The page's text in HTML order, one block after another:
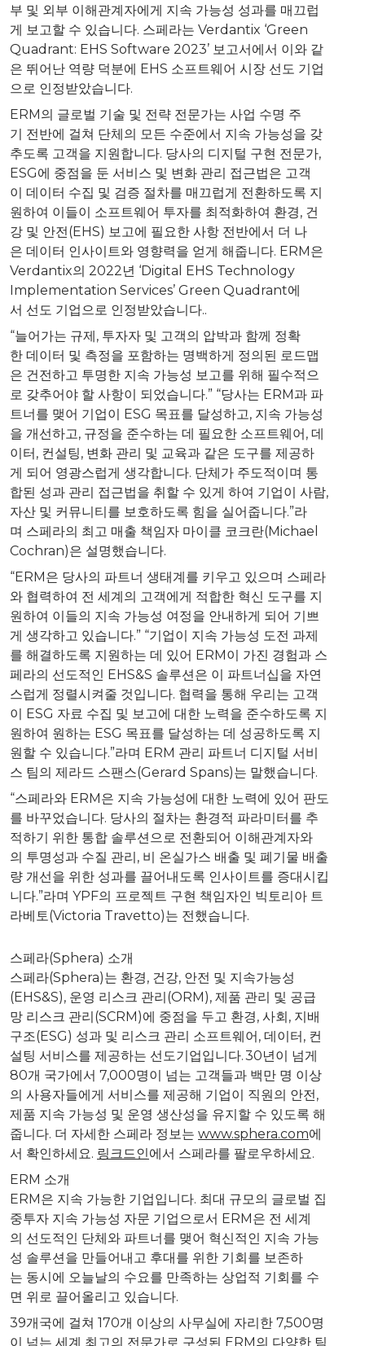
부 및 외부 이해관계자에게 지속 가능성 성과를 매끄럽
게 보고할 수 있습니다. 스페라는 Verdantix ‘Green
Quadrant: EHS Software 2023’ 보고서에서 이와 같
은 뛰어난 역량 덕분에 EHS 소프트웨어 시장 선도 기업
으로 인정받았습니다.
ERM의 글로벌 기술 및 전략 전문가는 사업 수명 주
기 전반에 걸쳐 단체의 모든 수준에서 지속 가능성을 갖
추도록 고객을 지원합니다. 당사의 디지털 구현 전문가,
ESG에 중점을 둔 서비스 및 변화 관리 접근법은 고객
이 데이터 수집 및 검증 절차를 매끄럽게 전환하도록 지
원하여 이들이 소프트웨어 투자를 최적화하여 환경, 건
강 및 안전(EHS) 보고에 필요한 사항 전반에서 더 나
은 데이터 인사이트와 영향력을 얻게 해줍니다. ERM은
Verdantix의 2022년 ‘Digital EHS Technology
Implementation Services’ Green Quadrant에
서 선도 기업으로 인정받았습니다..
“늘어가는 규제, 투자자 및 고객의 압박과 함께 정확
한 데이터 및 측정을 포함하는 명백하게 정의된 로드맵
은 건전하고 투명한 지속 가능성 보고를 위해 필수적으
로 갖추어야 할 사항이 되었습니다.” “당사는 ERM과 파
트너를 맺어 기업이 ESG 목표를 달성하고, 지속 가능성
을 개선하고, 규정을 준수하는 데 필요한 소프트웨어, 데
이터, 컨설팅, 변화 관리 및 교육과 같은 도구를 제공하
게 되어 영광스럽게 생각합니다. 단체가 주도적이며 통
합된 성과 관리 접근법을 취할 수 있게 하여 기업이 사람,
자산 및 커뮤니티를 보호하도록 힘을 실어줍니다.”라
며 스페라의 최고 매출 책임자 마이클 코크란(Michael
Cochran)은 설명했습니다.
“ERM은 당사의 파트너 생태계를 키우고 있으며 스페라
와 협력하여 전 세계의 고객에게 적합한 혁신 도구를 지
원하여 이들의 지속 가능성 여정을 안내하게 되어 기쁘
게 생각하고 있습니다.” “기업이 지속 가능성 도전 과제
를 해결하도록 지원하는 데 있어 ERM이 가진 경험과 스
페라의 선도적인 EHS&S 솔루션은 이 파트너십을 자연
스럽게 정렬시켜줄 것입니다. 협력을 통해 우리는 고객
이 ESG 자료 수집 및 보고에 대한 노력을 준수하도록 지
원하여 원하는 ESG 목표를 달성하는 데 성공하도록 지
원할 수 있습니다.”라며 ERM 관리 파트너 디지털 서비
스 팀의 제라드 스팬스(Gerard Spans)는 말했습니다.
“스페라와 ERM은 지속 가능성에 대한 노력에 있어 판도
를 바꾸었습니다. 당사의 절차는 환경적 파라미터를 추
적하기 위한 통합 솔루션으로 전환되어 이해관계자와
의 투명성과 수질 관리, 비 온실가스 배출 및 폐기물 배출
량 개선을 위한 성과를 끌어내도록 인사이트를 증대시킵
니다.”라며 YPF의 프로젝트 구현 책임자인 빅토리아 트
라베토(Victoria Travetto)는 전했습니다.
스페라(Sphera) 소개
스페라(Sphera)는 환경, 건강, 안전 및 지속가능성
(EHS&S), 운영 리스크 관리(ORM), 제품 관리 및 공급
망 리스크 관리(SCRM)에 중점을 두고 환경, 사회, 지배
구조(ESG) 성과 및 리스크 관리 소프트웨어, 데이터, 컨
설팅 서비스를 제공하는 선도기업입니다. 30년이 넘게
80개 국가에서 7,000명이 넘는 고객들과 백만 명 이상
의 사용자들에게 서비스를 제공해 기업이 직원의 안전,
제품 지속 가능성 및 운영 생산성을 유지할 수 있도록 해
줍니다. 더 자세한 스페라 정보는 www.sphera.com에
서 확인하세요. 링크드인에서 스페라를 팔로우하세요.
ERM 소개
ERM은 지속 가능한 기업입니다. 최대 규모의 글로벌 집
중투자 지속 가능성 자문 기업으로서 ERM은 전 세계
의 선도적인 단체와 파트너를 맺어 혁신적인 지속 가능
성 솔루션을 만들어내고 후대를 위한 기회를 보존하
는 동시에 오늘날의 수요를 만족하는 상업적 기회를 수
면 위로 끌어올리고 있습니다.
39개국에 걸쳐 170개 이상의 사무실에 자리한 7,500명
이 넘는 세계 최고의 전문가로 구성된 ERM의 다양한 팀